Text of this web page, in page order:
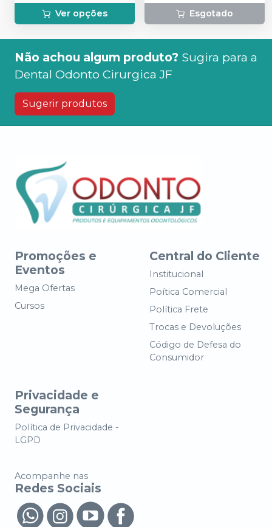
Sugadores; 02 Protetor
de Refletor.Ver opções
Refletor; 01 Campo
Fenestrado - ( 1,20 x 70m )
Esgotado
Não achou algum produto? Sugira para a
Dental Odonto Cirurgica JF
Sugerir produtos
Promoções e
Eventos
Mega Ofertas
Cursos
Central do Cliente
Institucional
Poítica Comercial
Política Frete
Trocas e Devoluções
Código de Defesa do
Consumidor
Privacidade e
Segurança
Política de Privacidade -
LGPD
Acompanhe nas
Redes Sociais